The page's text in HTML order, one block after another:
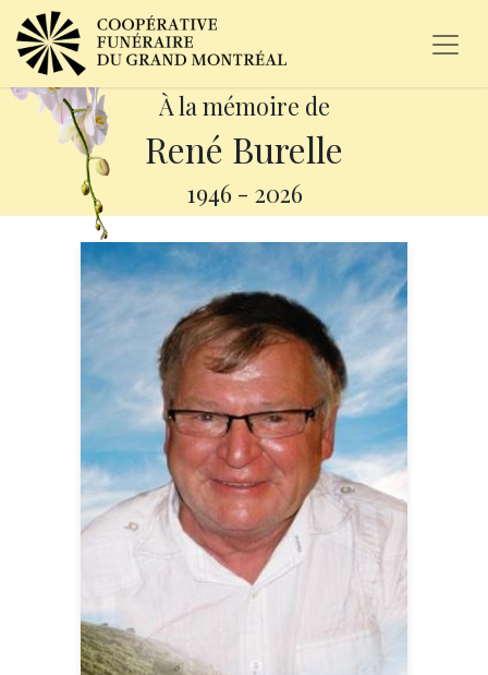
À la mémoire de
René Burelle
1946 - 2026